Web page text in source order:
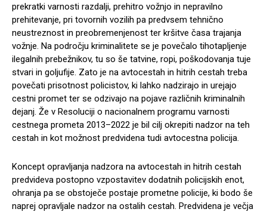
prekratki varnosti razdalji, prehitro vožnjo in nepravilno
prehitevanje, pri tovornih vozilih pa predvsem tehnično
neustreznost in preobremenjenost ter kršitve časa trajanja
vožnje. Na področju kriminalitete se je povečalo tihotapljenje
ilegalnih prebežnikov, tu so še tatvine, ropi, poškodovanja tuje
stvari in goljufije. Zato je na avtocestah in hitrih cestah treba
povečati prisotnost policistov, ki lahko nadzirajo in urejajo
cestni promet ter se odzivajo na pojave različnih kriminalnih
dejanj. Že v Resoluciji o nacionalnem programu varnosti
cestnega prometa 2013–2022 je bil cilj okrepiti nadzor na teh
cestah in kot možnost predvidena tudi avtocestna policija.
Koncept opravljanja nadzora na avtocestah in hitrih cestah
predvideva postopno vzpostavitev dodatnih policijskih enot,
ohranja pa se obstoječe postaje prometne policije, ki bodo še
naprej opravljale nadzor na ostalih cestah. Predvidena je večja